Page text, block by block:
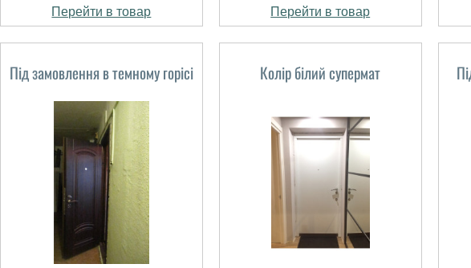
Перейти в товар Перейти в товар
Під замовлення в темному горісі Колір білий супермат